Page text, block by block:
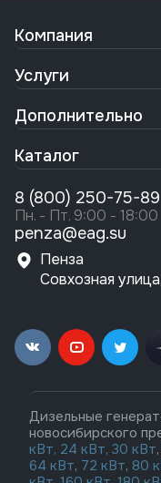
Компания
Услуги
Дополнительно
Каталог
8 (800) 250-75-89
Пн. - Пт. 9:00 - 18:00
penza@eag.su
Пенза
Совхозная
Дизельные
новосибирского
кВт, 24 кВт, 30 кВт,
64 кВт, 72 кВт, 80